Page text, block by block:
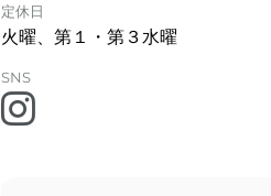
定休日
火曜、第１・第３水曜
SNS